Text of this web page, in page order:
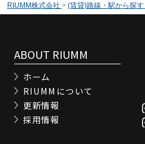
RIUMM株式会社 > (賃貸)路線・駅から探す
ABOUT RIUMM
ホーム
RIUMMについて
更新情報
採用情報